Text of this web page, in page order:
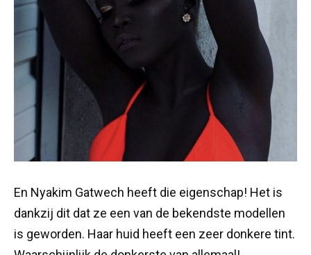
En Nyakim Gatwech heeft die eigenschap! Het is
dankzij dit dat ze een van de bekendste modellen
is geworden. Haar huid heeft een zeer donkere tint.